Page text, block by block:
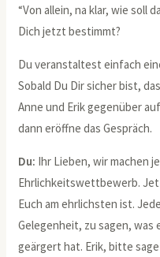
“Von allein, na klar, wie soll
Dich jetzt bestimmt?
Du veranstaltest einfach
Sobald Du Dir sicher bist,
Anne und Erik gegenüber
dann eröffne das Gespräch.
Du: Ihr Lieben, wir machen
Ehrlichkeitswettbewerb.
Euch am ehrlichsten ist.
Gelegenheit, zu sagen, was
geärgert hat. Erik, bitte